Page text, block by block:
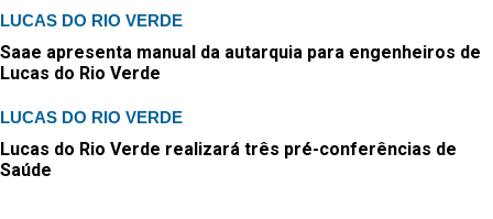
LUCAS DO RIO VERDE
Saae apresenta manual da autarquia para engenheiros de
Lucas do Rio Verde
LUCAS DO RIO VERDE
Lucas do Rio Verde realizará três pré-conferências de
Saúde